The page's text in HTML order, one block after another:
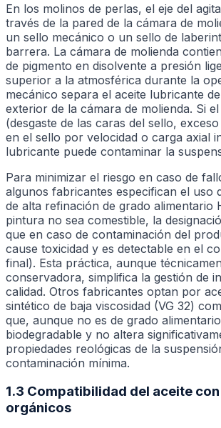
En los molinos de perlas, el eje del
través de la pared de la cámara de
un sello mecánico o un sello de
barrera. La cámara de molienda
de pigmento en disolvente a presión
superior a la atmosférica durante la
mecánico separa el aceite lubricante
exterior de la cámara de molienda. Si
(desgaste de las caras del sello,
en el sello por velocidad o carga axial
lubricante puede contaminar la
Para minimizar el riesgo en caso de
algunos fabricantes especifican el uso
de alta refinación de grado alimentario
pintura no sea comestible, la
que en caso de contaminación del
cause toxicidad y es detectable en el
final). Esta práctica, aunque
conservadora, simplifica la gestión de
calidad. Otros fabricantes optan por
sintético de baja viscosidad (VG 32)
que, aunque no es de grado
biodegradable y no altera
propiedades reológicas de la
contaminación mínima.
1.3 Compatibilidad del aceite
orgánicos